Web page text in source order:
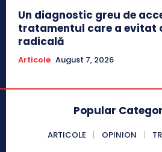
Un diagnostic greu de
tratamentul care a evitat
radicală
Articole August 7, 2026
Popular
ARTICOLE OPINION